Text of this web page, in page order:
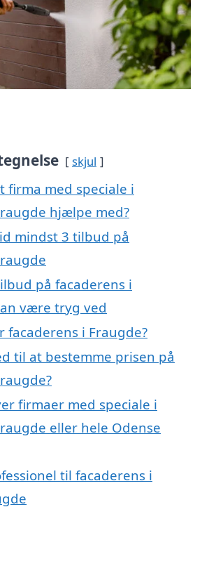
skjul
firma med speciale i
hjælpe med?
mindst 3 tilbud på
på facaderens i
være tryg ved
facaderens i Fraugde?
til at bestemme prisen på
firmaer med speciale i
eller hele Odense
til facaderens i